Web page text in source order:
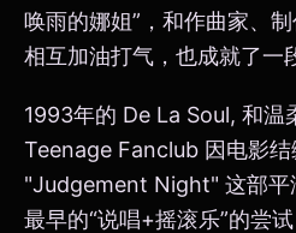
唤雨的娜姐”，和作曲家、
相互加油打气，也成就了一
1993年的 De La Soul, 和温
Teenage Fanclub 因电影结
"Judgement Night" 这部平
最早的“说唱+摇滚乐”的尝试